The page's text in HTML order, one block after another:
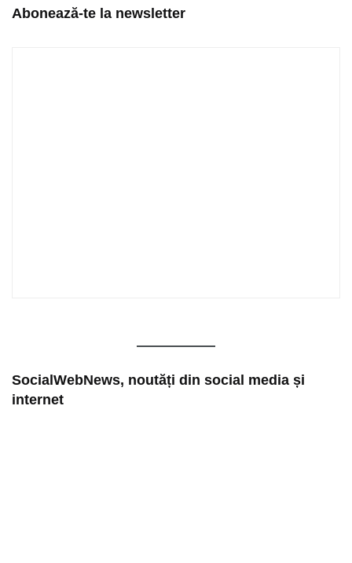
Abonează-te la newsletter
SocialWebNews, noutăți din social media și
internet